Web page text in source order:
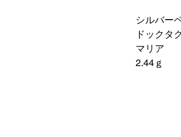
シルバー
ドックタ
マリア
2.44ｇ